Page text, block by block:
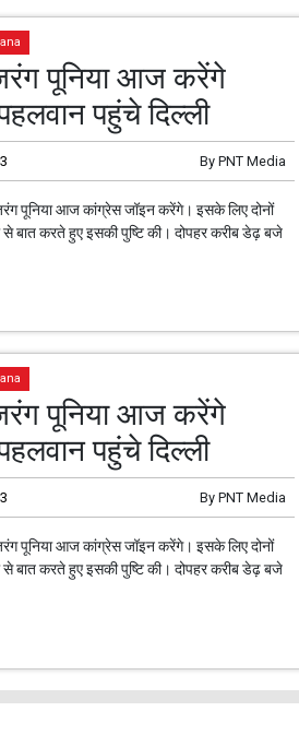
पूनिया आज करेंगे
पहुंचे दिल्ली
By PNT Media
पूनिया आज कांग्रेस जॉइन करेंगे। इसके लिए दोनों
से बात करते हुए इसकी पुष्टि की। दोपहर करीब डेढ़ बजे
पूनिया आज करेंगे
पहुंचे दिल्ली
By PNT Media
पूनिया आज कांग्रेस जॉइन करेंगे। इसके लिए दोनों
से बात करते हुए इसकी पुष्टि की। दोपहर करीब डेढ़ बजे